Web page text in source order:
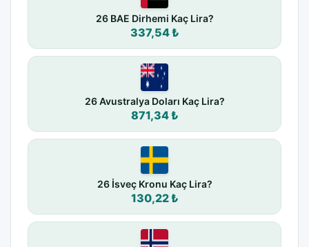
26 BAE Dirhemi Kaç Lira?
337,54 ₺
26 Avustralya Doları Kaç Lira?
871,34 ₺
26 İsveç Kronu Kaç Lira?
130,22 ₺